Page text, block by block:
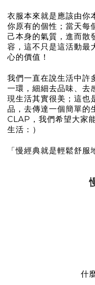
衣服本來就是應該由你
你原有的個性；當天每
己本身的氣質，進而散
容，這不只是這活動最
心的價值！
我們一直在說生活中許
一環，細細去品味、去
現生活其實很美；這也
品，去傳達一個簡單的
CLAP，我們希望大家
生活：）
「慢經典就是輕鬆舒
什